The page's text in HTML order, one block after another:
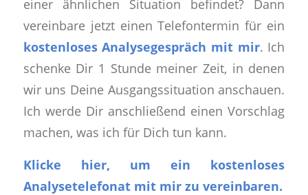
einer ähnlichen Situation befindet? Dann
vereinbare jetzt einen Telefontermin für ein
kostenloses Analysegespräch mit mir. Ich
schenke Dir 1 Stunde meiner Zeit, in denen
wir uns Deine Ausgangssituation anschauen.
Ich werde Dir anschließend einen Vorschlag
machen, was ich für Dich tun kann.
Klicke hier, um ein kostenloses
Analysetelefonat mit mir zu vereinbaren.